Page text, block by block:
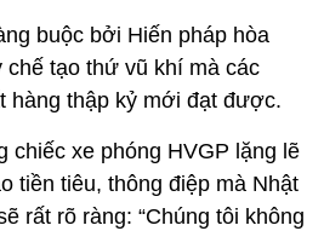
buộc bởi Hiến pháp hòa
chế tạo thứ vũ khí mà các
hàng thập kỷ mới đạt được.
chiếc xe phóng HVGP lặng lẽ
tiền tiêu, thông điệp mà Nhật
rất rõ ràng: “Chúng tôi không